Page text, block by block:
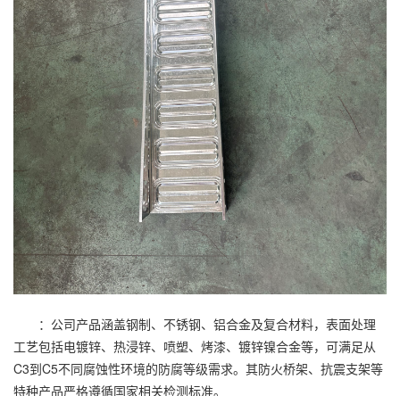
：公司产品涵盖钢制、不锈钢、铝合金及复合材料，表面处理
工艺包括电镀锌、热浸锌、喷塑、烤漆、镀锌镍合金等，可满足从
C3到C5不同腐蚀性环境的防腐等级需求。其防火桥架、抗震支架等
特种产品严格遵循国家相关检测标准。